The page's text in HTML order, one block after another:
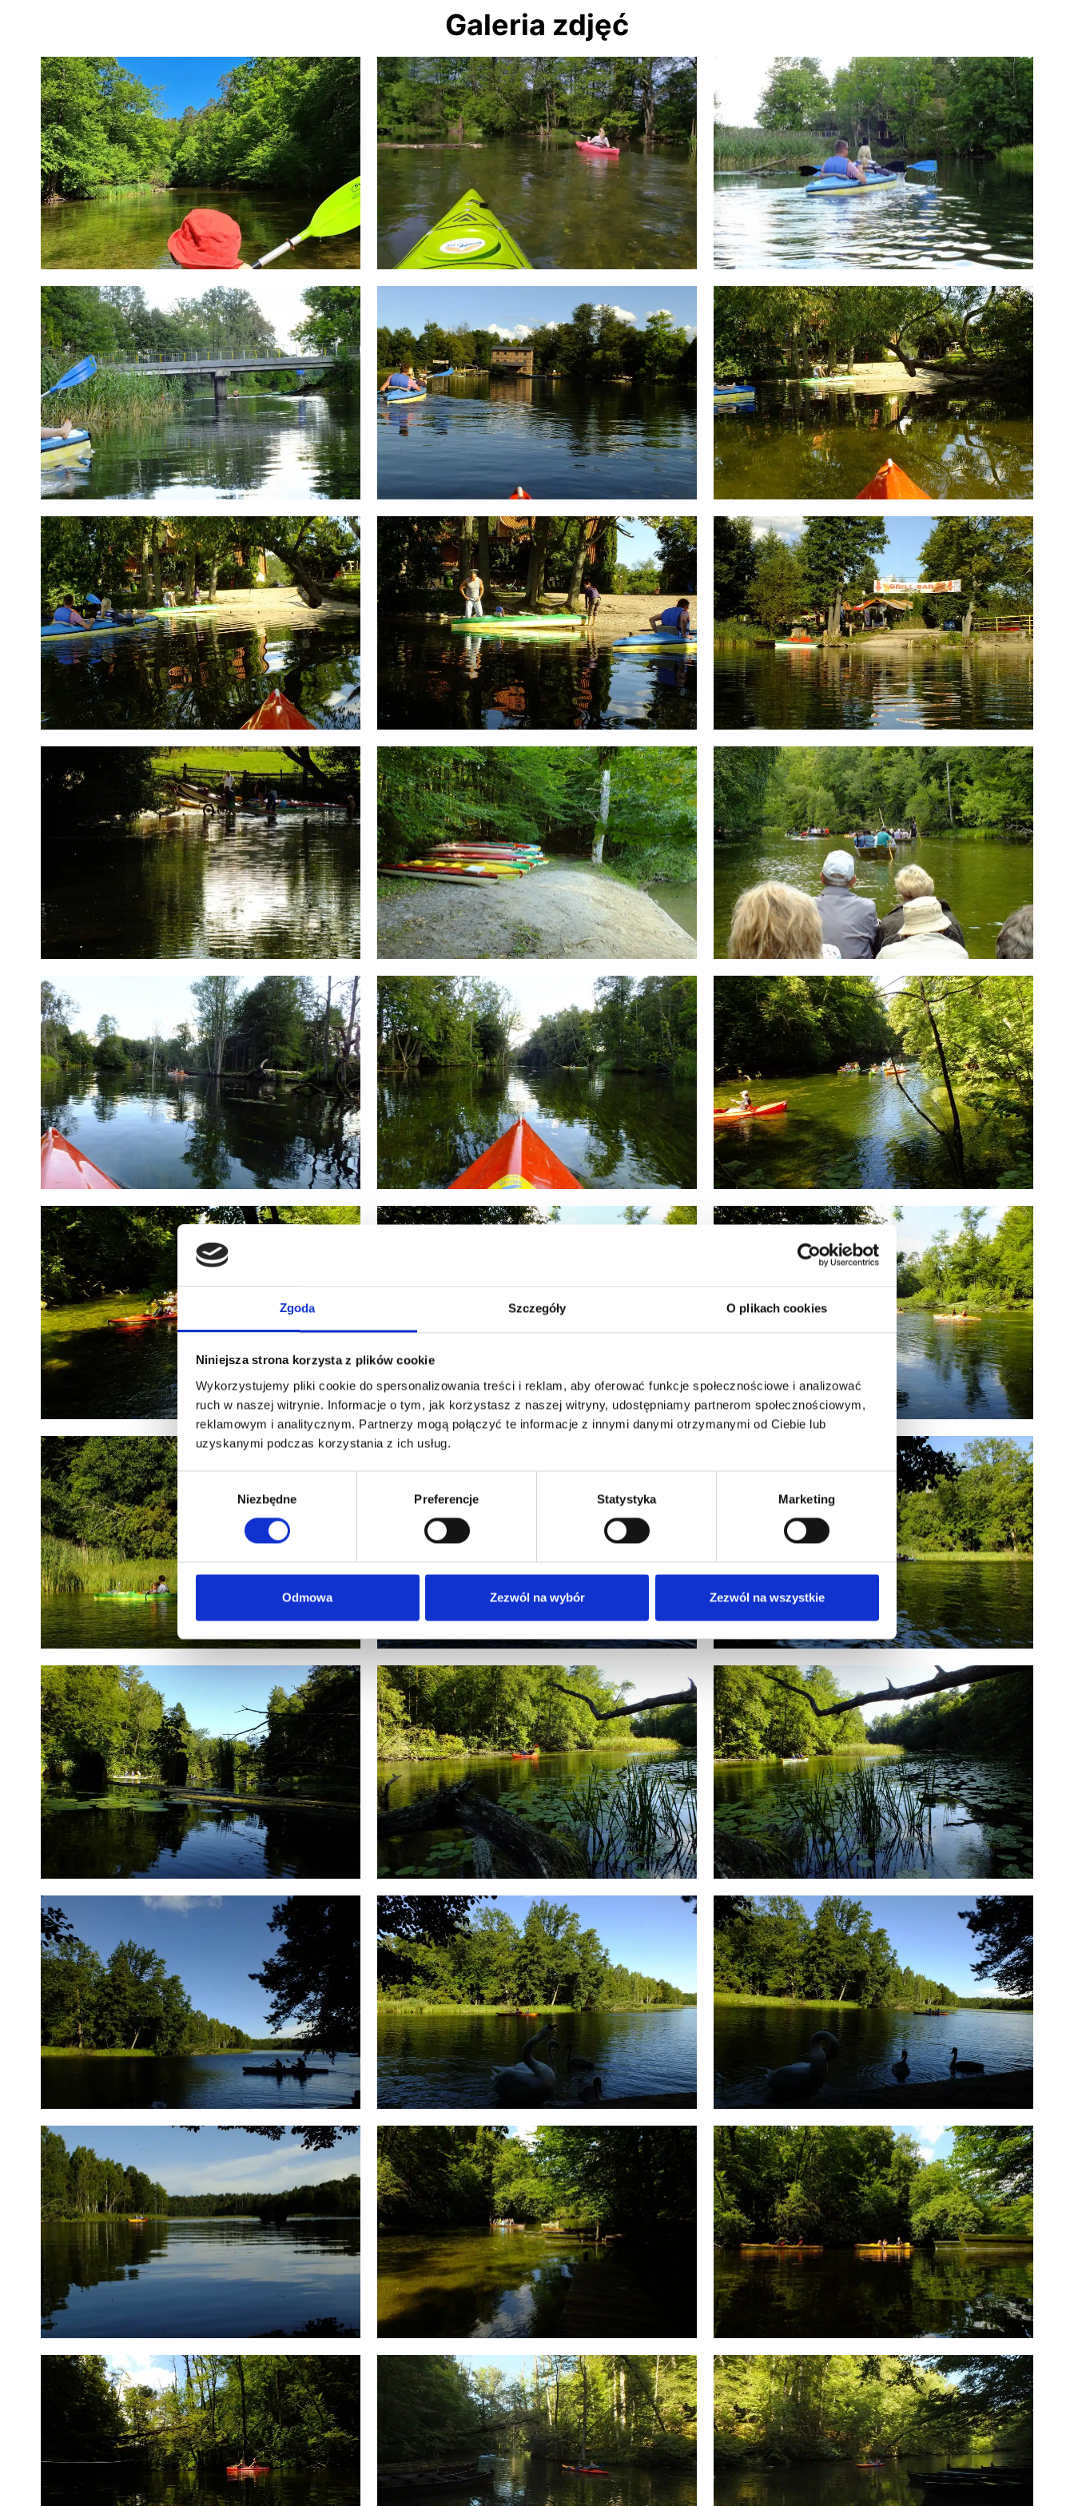
Zgoda Szczegóły O plikach cookies
Niniejsza strona korzysta z plików cookie
Wykorzystujemy pliki cookie do spersonalizowania treści i reklam, aby oferować funkcje społecznościowe i analizować
ruch w naszej witrynie. Informacje o tym, jak korzystasz z naszej witryny, udostępniamy partnerom społecznościowym,
reklamowym i analitycznym. Partnerzy mogą połączyć te informacje z innymi danymi otrzymanymi od Ciebie lub
uzyskanymi podczas korzystania z ich usług.
Wybór
zgody
Niezbędne Preferencje Statystyka Marketing
Odmowa Zezwól na wybór Zezwól na wszystkie
Galeria zdjęć